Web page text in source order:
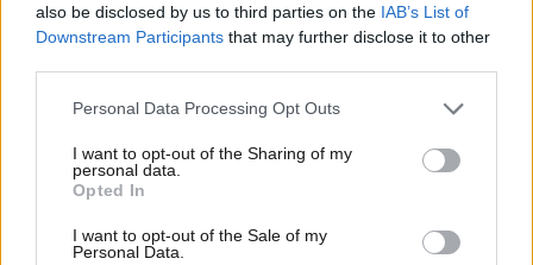
also be disclosed by us to third parties on the IAB’s List of
Downstream Participants that may further disclose it to other
Please note that this website/app uses one or more Google
not limited to your visit or usage behaviour. You may click to
grant or deny consent to Google and its third-party tags to
use your data for below specified purposes in below Google
consent section.
Personal Data Processing Opt Outs
I want to opt-out of the Sharing of my
personal data.
Opted In
I want to opt-out of the Sale of my
Personal Data.